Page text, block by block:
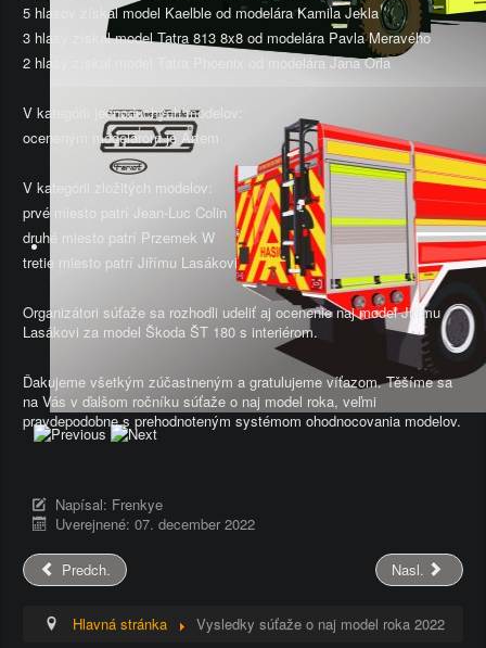
5 hlasov získal model Kaelble od modelára Kamila Jekla
3 hlasy získal model Tatra 813 8x8 od modelára Pavla Meravého
2 hlasy získal model Tatra Phoenix od modelára Jana Orla
V kategórii jednoduchých modelov:
oceneným modelárom je Artem
V kategórii zložitých modelov:
prvé miesto patrí Jean-Luc Colin
druhé miesto patrí Przemek W
tretie miesto patrí Jiřímu Lasákovi
Organizátori súťaže sa rozhodli udeliť aj ocenenie naj model Jiřímu
Lasákovi za model Škoda ŠT 180 s interiérom.
Ďakujeme všetkým zúčastneným a gratulujeme víťazom. Těšíme sa
na Vás v ďalšom ročníku súťaže o naj model roka, veľmi
pravdepodobne s prehodnoteným systémom ohodnocovania modelov.
Napísal: Frenkye
Uverejnené: 07. december 2022
Predch. Nasl.
Hlavná stránka Vysledky súťaže o naj model roka 2022